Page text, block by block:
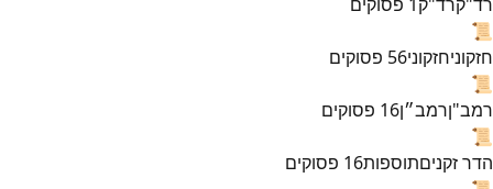
📜
חזקוניחזקוני56 פסוקים
📜
רמב"ןרמב״ן16 פסוקים
📜
הדר זקניםתוספות16 פסוקים